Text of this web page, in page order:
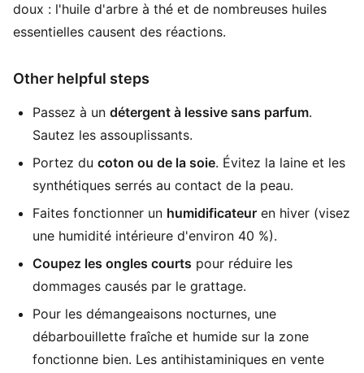
doux : l'huile d'arbre à thé et de nombreuses huiles
essentielles causent des réactions.
Other helpful steps
Passez à un détergent à lessive sans parfum.
Sautez les assouplissants.
Portez du coton ou de la soie. Évitez la laine et les
synthétiques serrés au contact de la peau.
Faites fonctionner un humidificateur en hiver (visez
une humidité intérieure d'environ 40 %).
Coupez les ongles courts pour réduire les
dommages causés par le grattage.
Pour les démangeaisons nocturnes, une
débarbouillette fraîche et humide sur la zone
fonctionne bien. Les antihistaminiques en vente